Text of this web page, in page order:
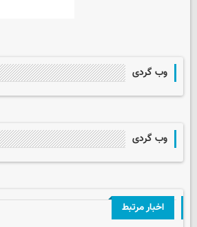
وب گردی
وب گردی
اخبار مرتبط